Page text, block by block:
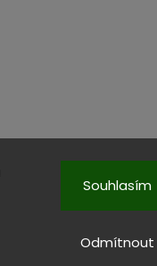
Odmítnout
Souhlasím